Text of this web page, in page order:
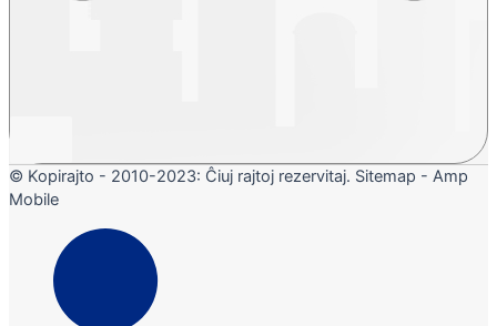
© Kopirajto - 2010-2023: Ĉiuj rajtoj rezervitaj. Sitemap - Amp
Mobile